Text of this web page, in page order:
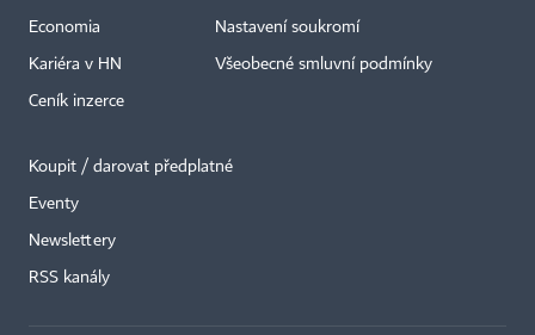
Economia
Kariéra v HN
Ceník inzerce
Nastavení soukromí
Všeobecné smluvní podmínky
Koupit / darovat předplatné
Eventy
Newslettery
RSS kanály